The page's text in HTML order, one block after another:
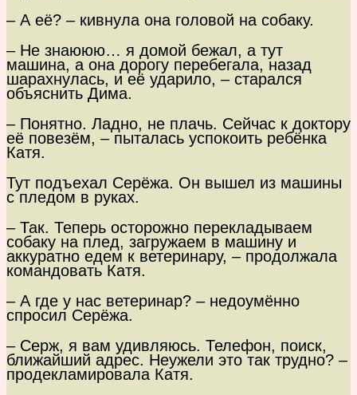
– А её? – кивнула она головой на собаку.
– Не знаююю… я домой бежал, а тут
машина, а она дорогу перебегала, назад
шарахнулась, и её ударило, – старался
объяснить Дима.
– Понятно. Ладно, не плачь. Сейчас к доктору
её повезём, – пыталась успокоить ребёнка
Катя.
Тут подъехал Серёжа. Он вышел из машины
с пледом в руках.
– Так. Теперь осторожно перекладываем
собаку на плед, загружаем в машину и
аккуратно едем к ветеринару, – продолжала
командовать Катя.
– А где у нас ветеринар? – недоумённо
спросил Серёжа.
– Серж, я вам удивляюсь. Телефон, поиск,
ближайший адрес. Неужели это так трудно? –
продекламировала Катя.